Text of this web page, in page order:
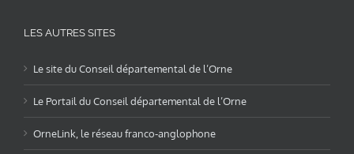
LES AUTRES SITES
Le site du Conseil départemental de l’Orne
Le Portail du Conseil départemental de l’Orne
OrneLink, le réseau franco-anglophone